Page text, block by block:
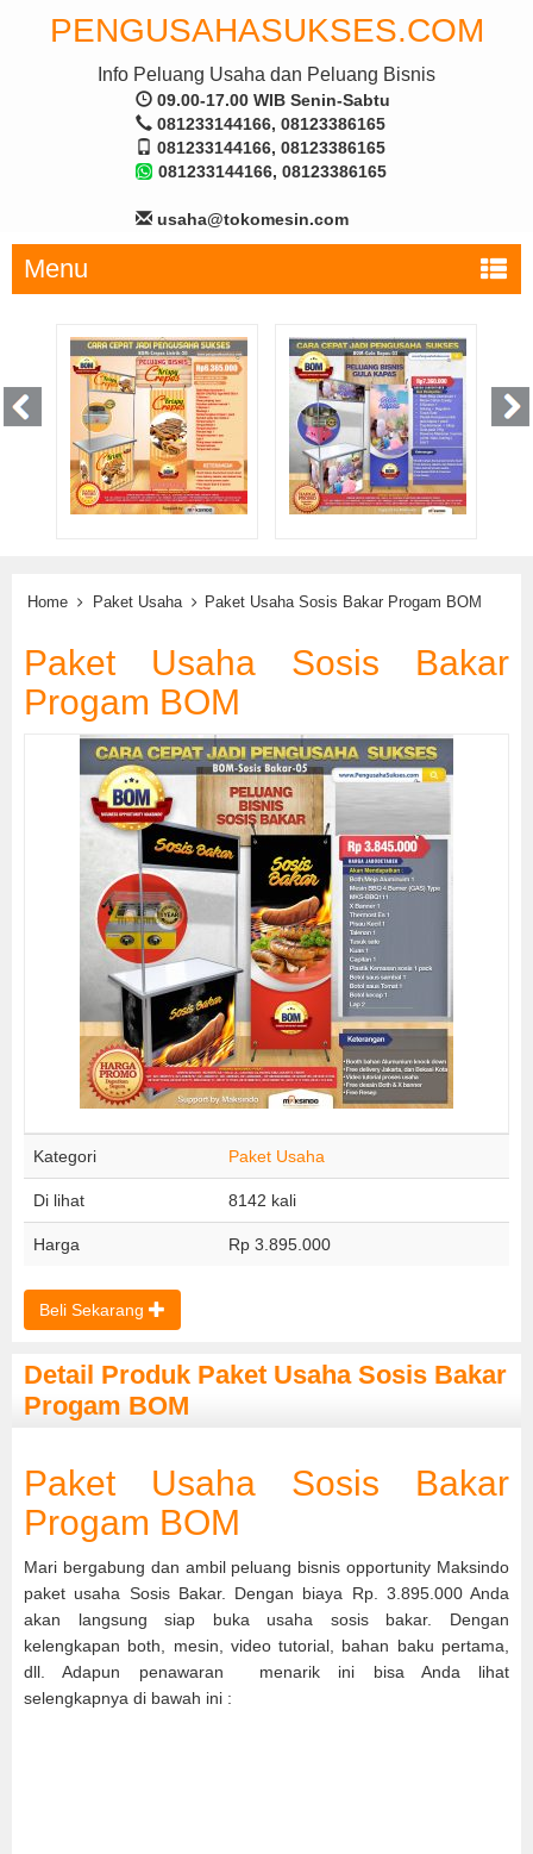
PENGUSAHASUKSES.COM
Info Peluang Usaha dan Peluang Bisnis
09.00-17.00 WIB Senin-Sabtu
081233144166, 08123386165
081233144166, 08123386165
081233144166, 08123386165
usaha@tokomesin.com
Menu
Home Paket Usaha Paket Usaha Sosis Bakar Progam BOM
Paket Usaha Sosis Bakar
Progam BOM
Kategori Paket Usaha
Di lihat 8142 kali
Harga Rp 3.895.000
Beli Sekarang
Detail Produk Paket Usaha Sosis Bakar
Progam BOM
Paket Usaha Sosis Bakar
Progam BOM
Mari bergabung dan ambil peluang bisnis opportunity Maksindo
paket usaha Sosis Bakar. Dengan biaya Rp. 3.895.000 Anda
akan langsung siap buka usaha sosis bakar. Dengan
kelengkapan both, mesin, video tutorial, bahan baku pertama,
dll. Adapun penawaran menarik ini bisa Anda lihat
selengkapnya di bawah ini :